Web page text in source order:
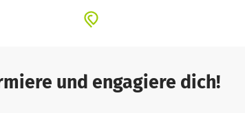
LZ_Y2G3rSoM
für Regenwälder begeistern und
motivieren.
und engagiere dich!